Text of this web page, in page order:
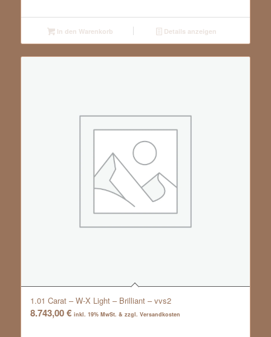
In den Warenkorb Details anzeigen
1.01 Carat – W-X Light – Brilliant – vvs2
8.743,00€ inkl. 19% MwSt. & zzgl. Versandkosten